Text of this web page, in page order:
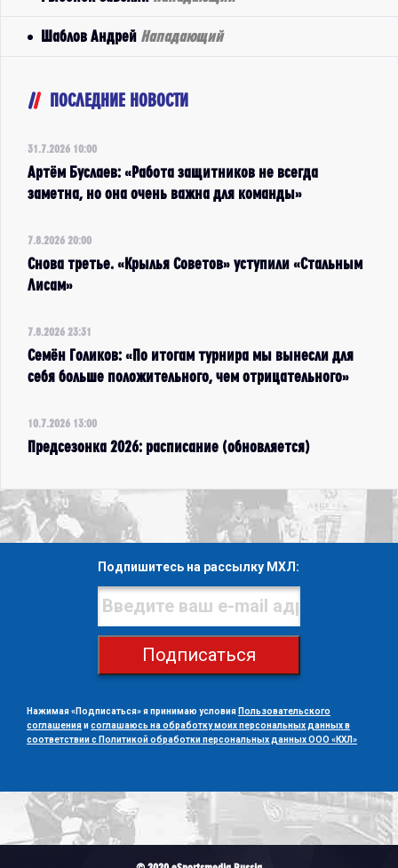
Шаблов Андрей Нападающий
ПОСЛЕДНИЕ НОВОСТИ
31.7.2026 10:00
Артём Буслаев: «Работа защитников не всегда
заметна, но она очень важна для команды»
7.8.2026 20:00
Снова третье. «Крылья Советов» уступили «Стальным
Лисам»
7.8.2026 23:31
Семён Голиков: «По итогам турнира мы вынесли для
себя больше положительного, чем отрицательного»
10.7.2026 13:00
Предсезонка 2026: расписание (обновляется)
Подпишитесь на рассылку МХЛ:
Подписаться
Нажимая «Подписаться» я принимаю условия Пользовательского
соглашенияисоглашаюсь на обработку моих персональных данных в
соответствии с Политикой обработки персональных данных ООО «КХЛ»